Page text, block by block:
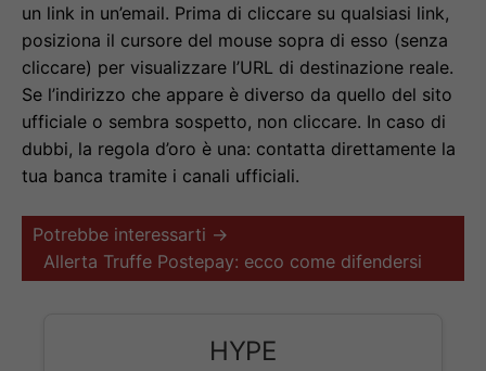
un link in un’email. Prima di cliccare su qualsiasi link,
posiziona il cursore del mouse sopra di esso (senza
cliccare) per visualizzare l’URL di destinazione reale.
Se l’indirizzo che appare è diverso da quello del sito
ufficiale o sembra sospetto, non cliccare. In caso di
dubbi, la regola d’oro è una: contatta direttamente la
tua banca tramite i canali ufficiali.
Potrebbe interessarti →
Allerta Truffe Postepay: ecco come difendersi
HYPE